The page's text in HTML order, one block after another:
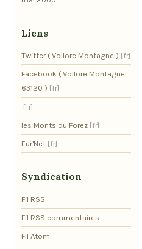
Liens
Twitter ( Vollore Montagne )
Facebook ( Vollore Montagne
63120 )
les Monts du Forez
Eur'Net
Syndication
Fil RSS
Fil RSS commentaires
Fil Atom